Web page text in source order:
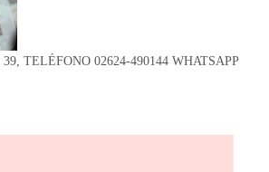
TELÉFONO 02624-490144 WHATSAPP